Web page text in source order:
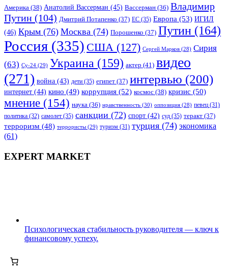
Америка (38) Анатолий Вассерман (45) Вассерман (36) Владимир
Путин (104) Дмитрий Потапенко (37) ЕС (35) Европа (53) ИГИЛ
(46) Крым (76) Москва (74) Порошенко (37) Путин (164)
Россия (335) США (127) Сергей Марков (28) Сирия
(63) Су-24 (29) Украина (159) актер (41) видео
(271) война (43) дети (35) египет (37) интервью (200)
интернет (44) кино (49) коррупция (52) космос (38) кризис (50)
мнение (154) наука (36) нравственность (30) оппозиция (28) певец (31)
политика (32) самолет (35) санкции (72) спорт (42) суд (35) теракт (37)
терроризм (48) террористы (29) туризм (31) турция (74) экономика
(61)
EXPERT MARKET
Психологическая стабильность руководителя — ключ к
финансовому успеху.